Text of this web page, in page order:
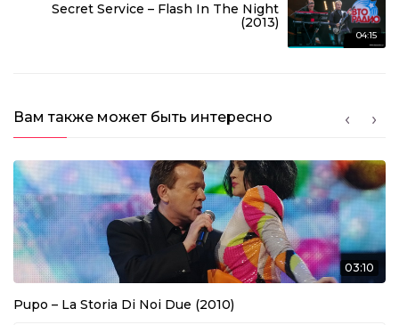
03:21
Pupo – Lo Devo Solo A Te (2013)
04:07
Joy – Hello (2013)
Secret Service – Flash In The Night
(2013)
04:15
Вам также может быть интересно
03:10
Pupo – La Storia Di Noi Due (2010)